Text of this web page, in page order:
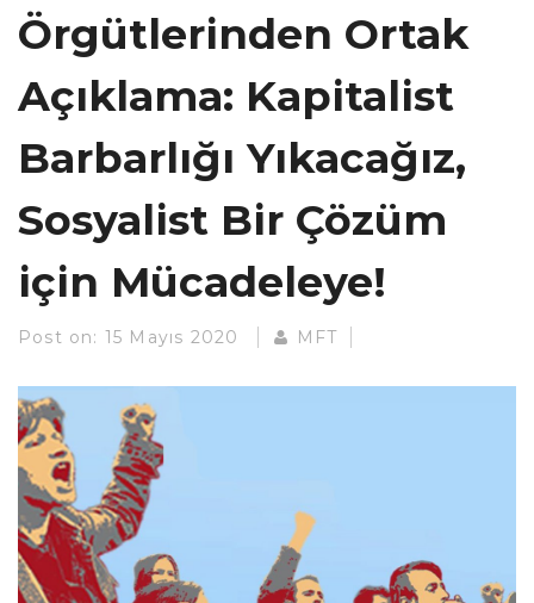
Örgütlerinden Ortak
Açıklama: Kapitalist
Barbarlığı Yıkacağız,
Sosyalist Bir Çözüm
için Mücadeleye!
Post on: 15 Mayıs 2020 MFT